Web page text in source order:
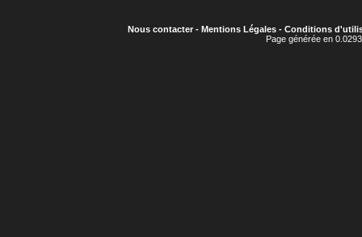
Nous contacter- Mentions Légales- Conditions
Page générée en